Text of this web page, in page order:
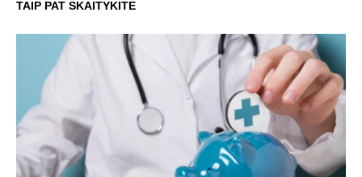
TAIP PAT SKAITYKITE